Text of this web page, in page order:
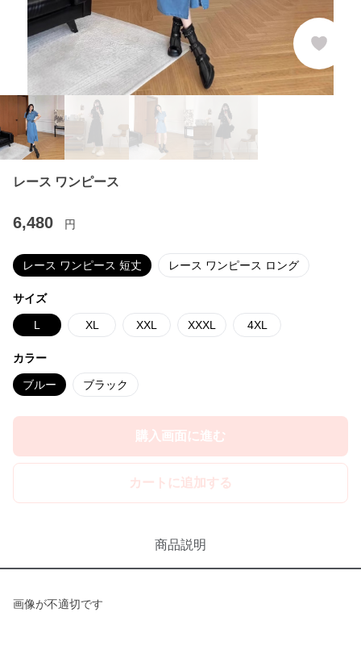
レース ワンピース
6,480 円
レース ワンピース 短丈 レース ワンピース ロング
サイズ
L XL XXL XXXL 4XL
カラー
ブルー ブラック
購入画面に進む
カートに追加する
商品説明
画像が不適切です